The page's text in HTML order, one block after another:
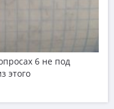
6 не под
этого